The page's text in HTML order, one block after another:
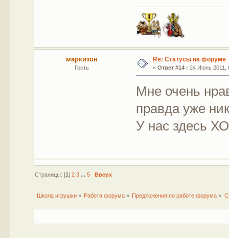
маркизон
Гость
Re: Статусы на форуме
« Ответ #14 : 24 Июнь 2011,
Мне очень
правда уже
У нас здесь
Страницы: [1] 2 3 ... 5 Вверх
Школа игрушки» Работа форума » Предложения по работе форума »